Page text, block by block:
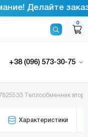
Делайте
0
+38 (096) 573-30-75
7825533 Теплообменник
Характеристики